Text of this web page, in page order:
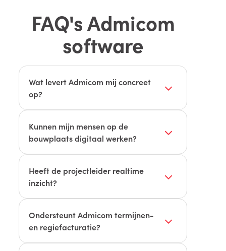
FAQ's Admicom
software
Wat levert Admicom mij concreet
op?
Meer grip op kosten/voortgang, minder
dubbele invoer en snellere facturatie
door integratie van project- en
Kunnen mijn mensen op de
bouwplaats digitaal werken?
Ja. Via portalen/apps boeken zij
uren/materialen, leggen meerwerk en
opleverpunten vast en zien
Heeft de projectleider realtime
inzicht?
Ja, met Projectoverzicht,
Productiestanden en KPI-dashboard.
Ondersteunt Admicom termijnen-
en regiefacturatie?
Ja. Facturatievormen sluiten aan op